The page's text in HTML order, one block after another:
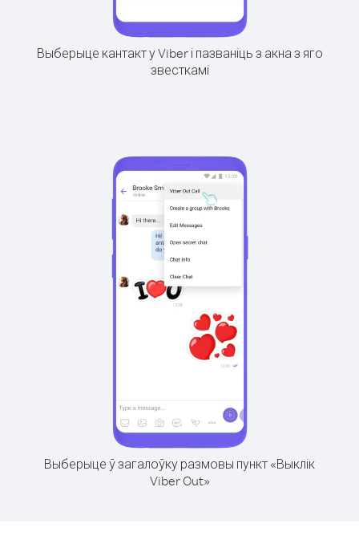
Выберыце кантакт у Viber і пазваніць з акна з яго
звесткамі
Выберыце ў загалоўку размовы пункт «Выклік
Viber Out»